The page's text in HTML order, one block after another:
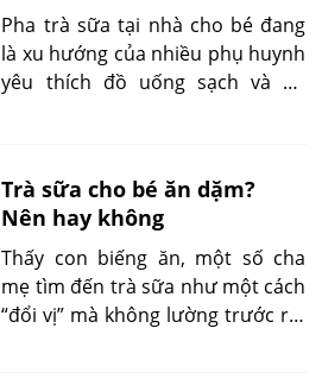
Pha trà sữa tại nhà cho bé đang
là xu hướng của nhiều phụ huynh
yêu thích đồ uống sạch và an
hợp và lành mạnh. Bài viết dưới
đây sẽ giúp bạn hiểu rõ loại
topping nào nên dùng, nên tránh
và cách chế biến đơn giản tại nhà.
Trà sữa cho bé ăn dặm?
Nên hay không
Thấy con biếng ăn, một số cha
mẹ tìm đến trà sữa như một cách
“đổi vị” mà không lường trước rủi